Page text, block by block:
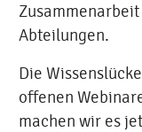
Abteilungen.
Die
offenen
machen wir es